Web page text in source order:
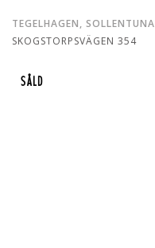
TEGELHAGEN, SOLLENTUNA
SKOGSTORPSVÄGEN 354
SÅLD